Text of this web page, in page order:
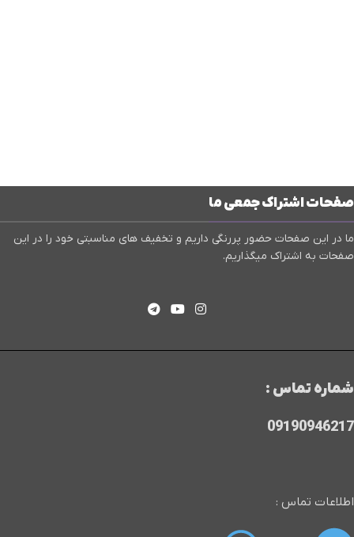
صفحات اشتراک جمعی ما
ما در این صفحات حضور پررنگی داریم و تخفیف های مناسبتی خود را در این
صفحات به اشتراک میگذاریم.
شماره تماس :
09190946217
اطلاعات تماس :